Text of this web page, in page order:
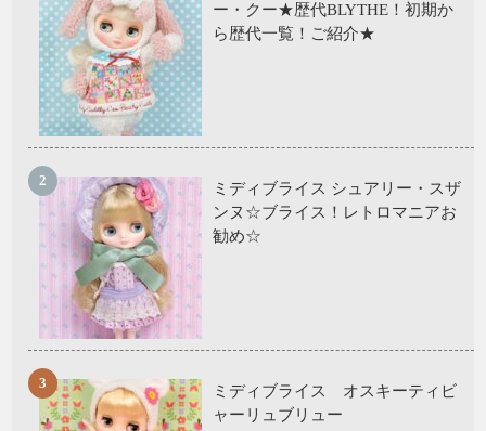
ー・クー★歴代BLYTHE！初期か
ら歴代一覧！ご紹介★
ミディブライス シュアリー・スザ
ンヌ☆ブライス！レトロマニアお
勧め☆
ミディブライス オスキーティビ
ャーリュブリュー